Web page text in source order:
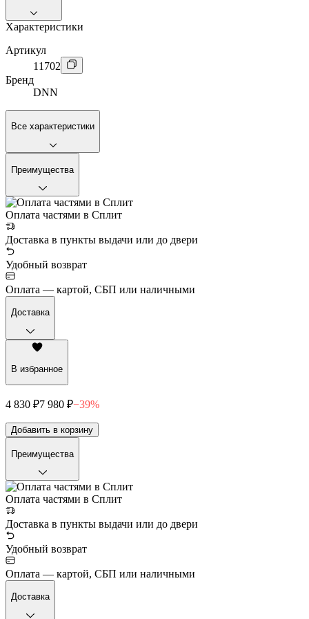
Характеристики
Артикул
11702
Бренд
DNN
Все характеристики
Преимущества
Оплата частями в Сплит
Доставка в пункты выдачи или до двери
Удобный возврат
Оплата — картой, СБП или наличными
Доставка
В избранное
4 830 ₽7 980 ₽−39%
Добавить в корзину
Преимущества
Оплата частями в Сплит
Доставка в пункты выдачи или до двери
Удобный возврат
Оплата — картой, СБП или наличными
Доставка